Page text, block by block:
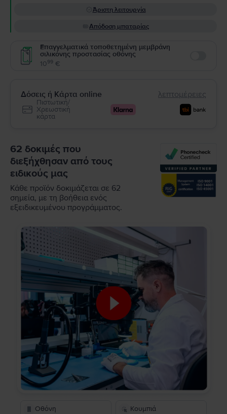
Άριστη λειτουργία
Απόδοση μπαταρίας
Επαγγελματικά τοποθετημένη μεμβράνη
σιλικόνης προστασίας οθόνης
1099 €
Δόσεις ή Κάρτα online λεπτομέρειες
Πιστωτική/
Χρεωστική
κάρτα
62 δοκιμές που
διεξήχθησαν από τους
ειδικούς μας
Κάθε προϊόν δοκιμάζεται σε 62
σημεία, με τη βοήθεια ενός
εξειδικευμένου προγράμματος.
Οθόνη Κουμπιά